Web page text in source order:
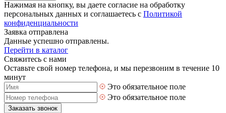
Нажимая на кнопку, вы даете согласие на обработку
персональных данных и соглашаетесь с Политикой
конфиденциальности
Заявка отправлена
Данные успешно отправлены.
Перейти в каталог
Свяжитесь с нами
Оставьте свой номер телефона, и мы перезвоним в течение 10
минут
Это обязательное поле
Это обязательное поле
Заказать звонок